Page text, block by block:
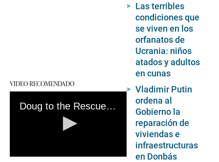
VIDEO RECOMENDADO
Doug to the Rescue | Drones salvan animales de edificios bombardeados en Ucrania
Las terribles
condiciones que
se viven en los
orfanatos de
Ucrania: niños
atados y adultos
en cunas
Vladimir Putin
ordena al
Gobierno la
reparación de
viviendas e
infraestructuras
en Donbás